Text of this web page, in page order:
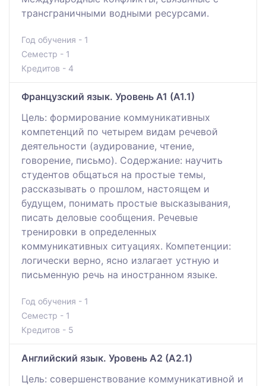
трансграничными водными ресурсами.
Год обучения - 1
Семестр - 1
Кредитов - 4
Французский язык. Уровень А1 (А1.1)
Цель: формирование коммуникативных
компетенций по четырем видам речевой
деятельности (аудирование, чтение,
говорение, письмо). Содержание: научить
студентов общаться на простые темы,
рассказывать о прошлом, настоящем и
будущем, понимать простые высказывания,
писать деловые сообщения. Речевые
тренировки в определенных
коммуникативных ситуациях. Компетенции:
логически верно, ясно излагает устную и
письменную речь на иностранном языке.
Год обучения - 1
Семестр - 1
Кредитов - 5
Английский язык. Уровень А2 (А2.1)
Цель: совершенствование коммуникативной и